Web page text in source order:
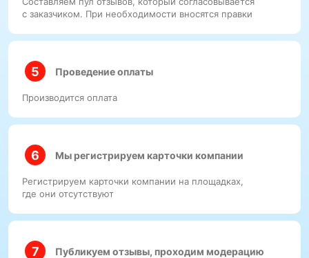
с заказчиком. При необходимости вносятся правки
Проведение оплаты
Производится оплата
Мы регистрируем карточки компании
Регистрируем карточки компании на площадках,
где они отсутствуют
Публикуем отзывы, проходим модерацию